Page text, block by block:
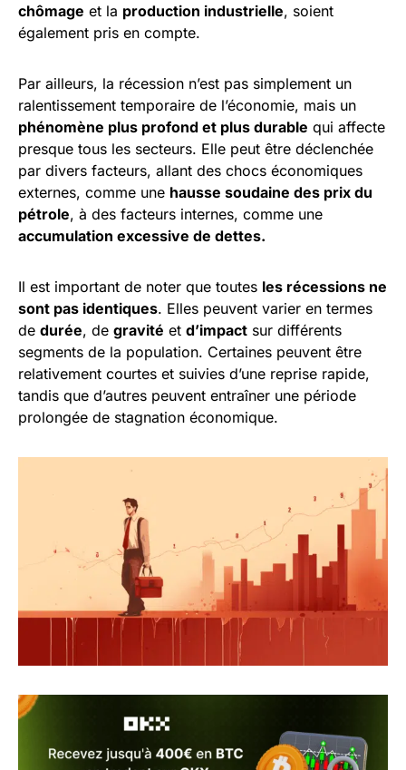
chômage et la production industrielle, soient
également pris en compte.
Par ailleurs, la récession n’est pas simplement un
ralentissement temporaire de l’économie, mais un
phénomène plus profond et plus durable qui affecte
presque tous les secteurs. Elle peut être déclenchée
par divers facteurs, allant des chocs économiques
externes, comme une hausse soudaine des prix du
pétrole, à des facteurs internes, comme une
accumulation excessive de dettes.
Il est important de noter que toutes les récessions ne
sont pas identiques. Elles peuvent varier en termes
de durée, de gravité et d’impact sur différents
segments de la population. Certaines peuvent être
relativement courtes et suivies d’une reprise rapide,
tandis que d’autres peuvent entraîner une période
prolongée de stagnation économique.